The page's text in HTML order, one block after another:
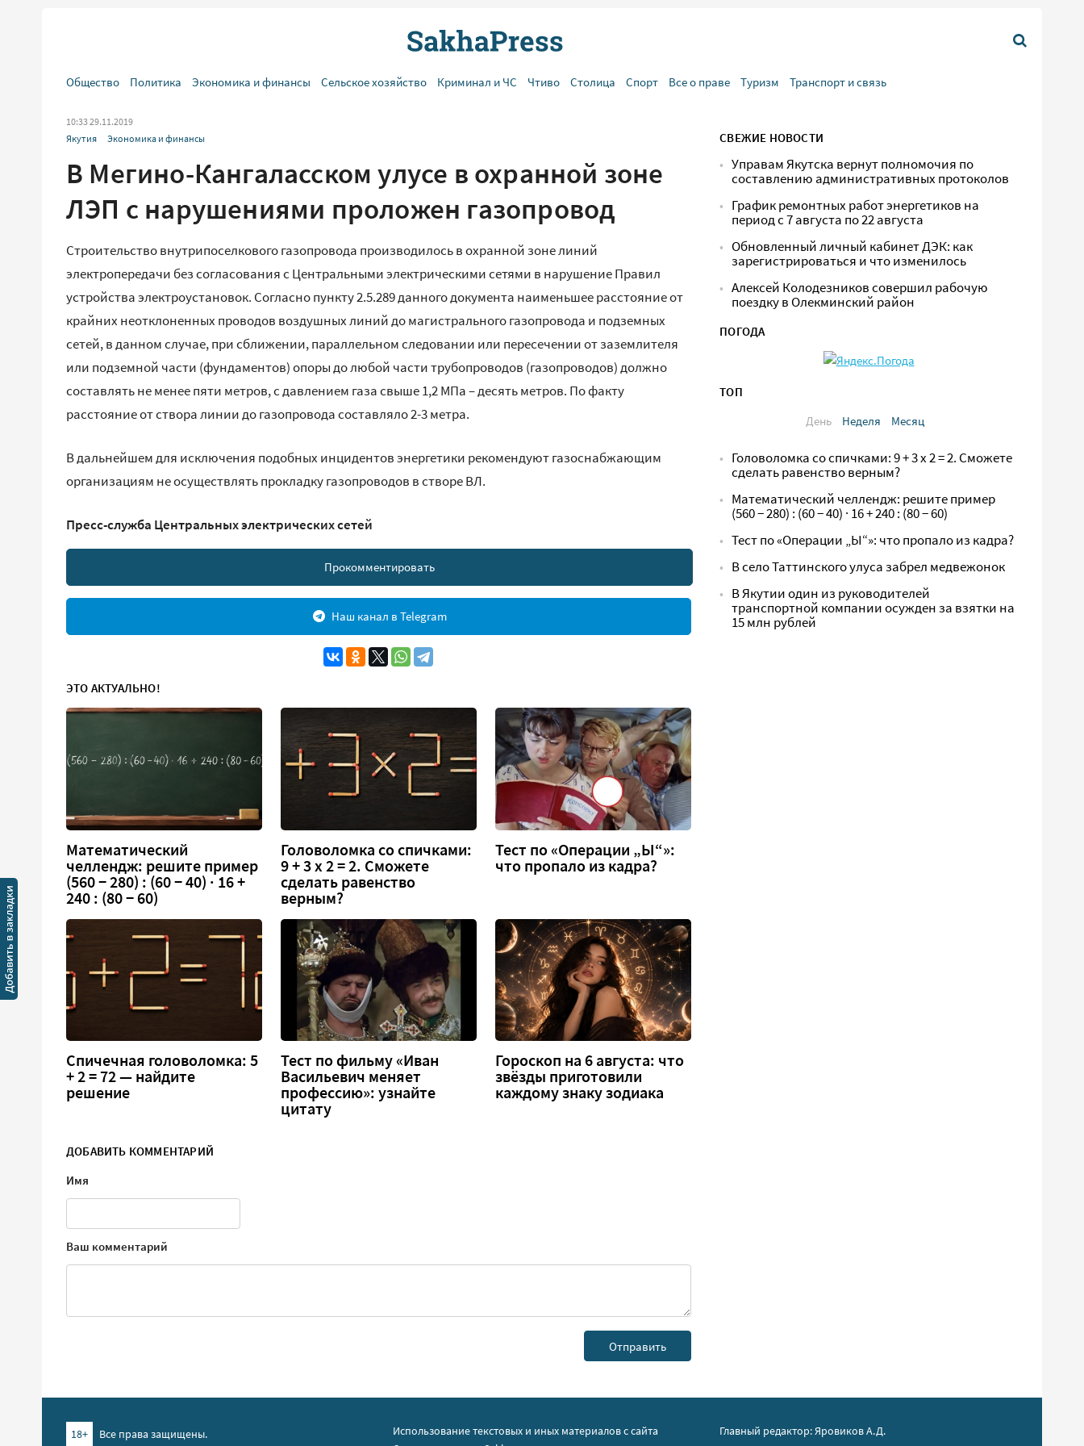
Общество Политика Экономика и финансы Сельское хозяйство Криминал и ЧС Чтиво Столица Спорт Все о праве Туризм Транспорт и связь
10:33 29.11.2019
Якутия
Экономика и финансы
В Мегино-Кангаласском улусе в охранной зоне
ЛЭП с нарушениями проложен газопровод
Строительство внутрипоселкового газопровода производилось в охранной зоне линий
электропередачи без согласования с Центральными электрическими сетями в нарушение Правил
устройства электроустановок. Согласно пункту 2.5.289 данного документа наименьшее расстояние от
крайних неотклоненных проводов воздушных линий до магистрального газопровода и подземных
сетей, в данном случае, при сближении, параллельном следовании или пересечении от заземлителя
или подземной части (фундаментов) опоры до любой части трубопроводов (газопроводов) должно
составлять не менее пяти метров, с давлением газа свыше 1,2 МПа – десять метров. По факту
расстояние от створа линии до газопровода составляло 2-3 метра.
В дальнейшем для исключения подобных инцидентов энергетики рекомендуют газоснабжающим
организациям не осуществлять прокладку газопроводов в створе ВЛ.
Пресс-служба Центральных электрических сетей
Прокомментировать
Наш канал в Telegram
ЭТО АКТУАЛЬНО!
Математический
челлендж: решите пример
(560 − 280) : (60 − 40) · 16 +
240 : (80 − 60)
Головоломка со спичками:
9 + 3 х 2 = 2. Сможете
сделать равенство
верным?
Тест по «Операции „Ы“»:
что пропало из кадра?
Спичечная головоломка: 5
+ 2 = 72 — найдите
решение
Тест по фильму «Иван
Васильевич меняет
профессию»: узнайте
цитату
Гороскоп на 6 августа: что
звёзды приготовили
каждому знаку зодиака
ДОБАВИТЬ КОММЕНТАРИЙ
Имя
Ваш комментарий
СВЕЖИЕ НОВОСТИ
Управам Якутска вернут полномочия по
составлению административных протоколов
График ремонтных работ энергетиков на
период с 7 августа по 22 августа
Обновленный личный кабинет ДЭК: как
зарегистрироваться и что изменилось
Алексей Колодезников совершил рабочую
поездку в Олекминский район
ПОГОДА
ТОП
День
Неделя Месяц
Головоломка со спичками: 9 + 3 х 2 = 2. Сможете
сделать равенство верным?
Математический челлендж: решите пример
(560 − 280) : (60 − 40) · 16 + 240 : (80 − 60)
Тест по «Операции „Ы“»: что пропало из кадра?
В село Таттинского улуса забрел медвежонок
В Якутии один из руководителей
транспортной компании осужден за взятки на
15 млн рублей
18+ Все права защищены.
Использование текстовых и иных материалов с сайта
Главный редактор: Яровиков А.Д.